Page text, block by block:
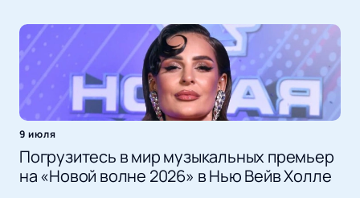
9 июля
Погрузитесь в мир музыкальных премьер
на «Новой волне 2026» в Нью Вейв Холле